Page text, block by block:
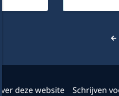
Over deze website Schrijven